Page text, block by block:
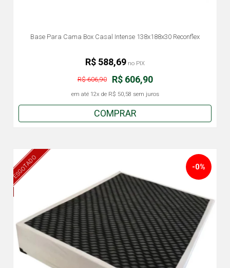
Base Para Cama Box Casal Intense 138x188x30 Reconflex
R$ 606,90
R$ 606,90
em até 12x de R$ 50,58 sem juros
R$ 588,69 no PIX
COMPRAR
ESGOTADO -0%